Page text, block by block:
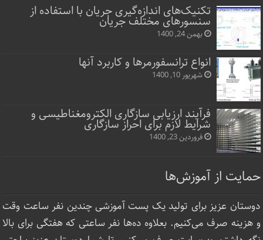
تکنیک‌های اندازه‌گیری جریان با استفاده از
سنسورهای مختلف جریان
بهمن 24, 1400
انواع ترانسفورمرها و کاربرد آنها
شهریور 10, 1400
فرآیند ارزیابی سازگاری الکترومغناطیسی و
شرایط لازم برای احراز سازگاری
فروردین 23, 1400
حمایت از آموزش‌ها
دوستان عزیز برای تولید یک پست آموزشی چندین نفر ساعت‌ وقت
و هزینه صرف می‌کنیم. بعلاوه ده‌ها نفر ساعتی که هفتگی برای بالا